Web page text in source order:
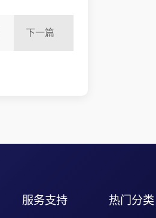
下一篇
服务支持 热门分类